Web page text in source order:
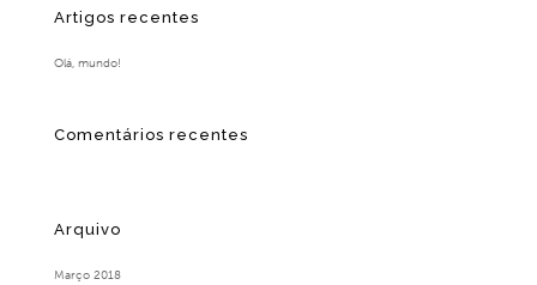
Artigos recentes
Olá, mundo!
Comentários recentes
Arquivo
Março 2018